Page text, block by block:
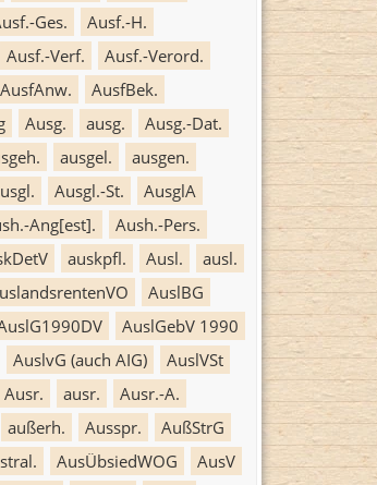
Ges.
Ausf.-H.
Ausf.-Verf.
Ausf.-Verord.
AusfAnw.
AusfBek.
Ausg. ausg.
Ausg.-Dat.
ausgel.
ausgen.
Ausgl.-St.
AusglA
Ang[est].
Aush.-Pers.
auskpfl. Ausl.
ausl.
AuslBG
AuslGebV 1990
AuslvG (auch AIG)
AuslVSt
Ausr. ausr.
Ausr.-A.
außerh. Ausspr.
AußStrG
AusÜbsiedWOG
AusV